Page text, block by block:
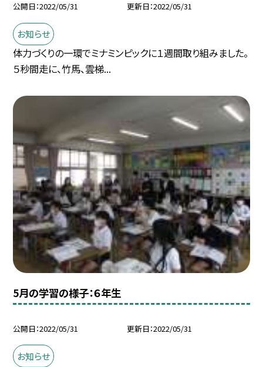
公開日 2022/05/31 更新日 2022/05/31
お知らせ
体力づくりの一環でミナミンピックに１週間取り組みました。
５秒間走に、竹馬、雲梯...
5月の学習の様子：６年生
公開日 2022/05/31 更新日 2022/05/31
お知らせ